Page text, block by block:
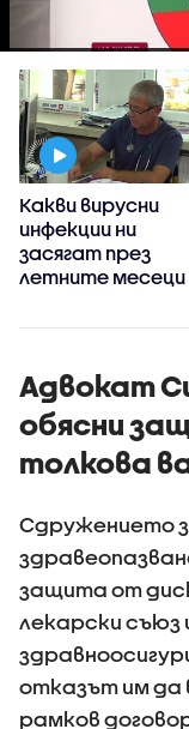
Какви вирусни
инфекции ни
засягат през
летните месеци
Адвокат
обясни
толкова
Сдружението
защита от
лекарски съюз
отказът им да
рамков